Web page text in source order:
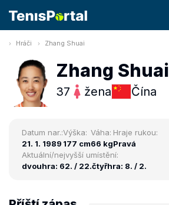
Hráči Zhang Shuai
Zhang Shuai
37 žena Čína
Datum nar.:
21. 1. 1989
Výška:
177 cm
Váha:
66 kg
Hraje rukou:
Pravá
Aktuální/nejvyšší umístění:
dvouhra: 62. / 22.čtyřhra: 8. / 2.